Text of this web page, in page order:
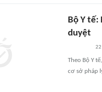
Bộ Y
duyệt
22
Theo Bộ Y
cơ sở pháp